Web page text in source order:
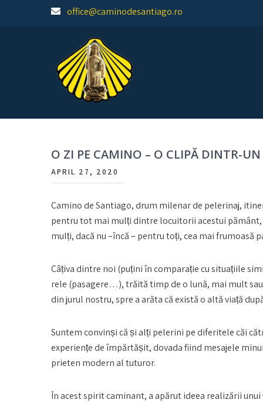
office@caminodesantiago.ro
O ZI PE CAMINO – O CLIPĂ DINTR-
APRIL 27, 2020
Camino de Santiago, drum milenar de pelerinaj,
pentru tot mai mulți dintre locuitorii acestui
mulți, dacă nu –încă – pentru toți, cea mai frumoasă
Câțiva dintre noi (puțini în comparație cu situațiile
rele (pasagere…), trăită timp de o lună, mai mult
din jurul nostru, spre a arăta că există o altă viață
Suntem convinși că și alți pelerini pe diferitele căi
experiențe de împărtășit, dovada fiind mesajele
prieten modern al tuturor.
În acest spirit caminant, a apărut ideea realizării